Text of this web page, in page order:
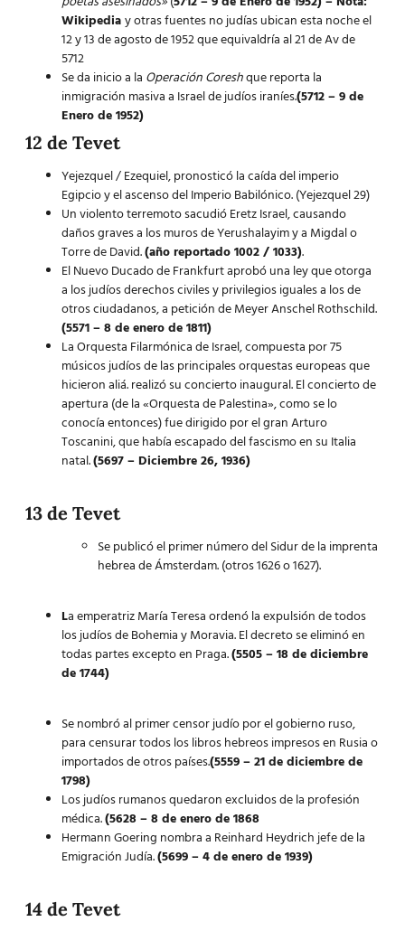
Wikipediay otras fuentes no judías ubican esta noche el
12 y 13 de agosto de 1952 que equivaldría al 21 de Av de
5712
Se da inicio a la Operación Coreshque reporta la
inmigración masiva a Israel de judíos iraníes.(5712 – 9 de
Enero de 1952)
12 de Tevet
Yejezquel / Ezequiel, pronosticó la caída del imperio
Egipcio y el ascenso del Imperio Babilónico. (Yejezquel 29)
Un violento terremoto sacudió Eretz Israel, causando
daños graves a los muros de Yerushalayim y a Migdal o
Torre de David.(año reportado 1002 / 1033).
El Nuevo Ducado de Frankfurt aprobó una ley que otorga
a los judíos derechos civiles y privilegios iguales a los de
otros ciudadanos, a petición de Meyer Anschel Rothschild.
(5571 – 8 de enero de 1811)
La Orquesta Filarmónica de Israel, compuesta por 75
músicos judíos de las principales orquestas europeas que
hicieron aliá. realizó su concierto inaugural. El concierto de
apertura (de la «Orquesta de Palestina», como se lo
conocía entonces) fue dirigido por el gran Arturo
Toscanini, que había escapado del fascismo en su Italia
natal.(5697 – Diciembre 26, 1936)
13 de Tevet
Se publicó el primer número del Sidur de la imprenta
hebrea de Ámsterdam. (otros 1626 o 1627).
La emperatriz María Teresa ordenó la expulsión de todos
los judíos de Bohemia y Moravia. El decreto se eliminó en
todas partes excepto en Praga.(5505 – 18 de diciembre
de 1744)
Se nombró al primer censor judío por el gobierno ruso,
para censurar todos los libros hebreos impresos en Rusia o
importados de otros países.(5559 – 21 de diciembre de
1798)
Los judíos rumanos quedaron excluidos de la profesión
médica.(5628 – 8 de enero de 1868
Hermann Goering nombra a Reinhard Heydrich jefe de la
Emigración Judía.(5699 – 4 de enero de 1939)
14 de Tevet